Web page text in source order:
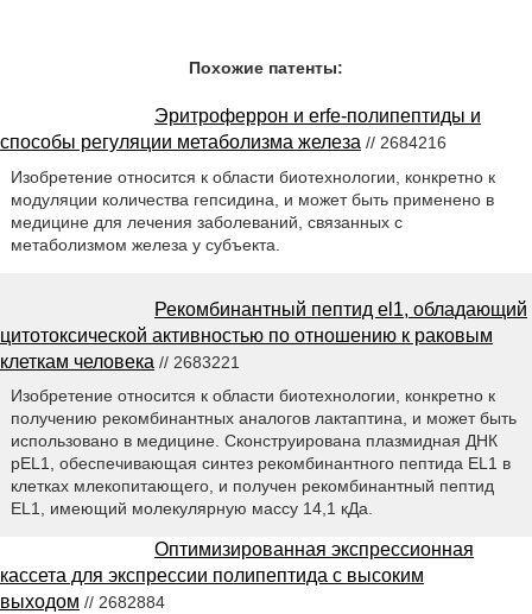
Похожие патенты:
Эритроферрон и erfe-полипептиды и
способы регуляции метаболизма железа // 2684216
Изобретение относится к области биотехнологии, конкретно к
модуляции количества гепсидина, и может быть применено в
медицине для лечения заболеваний, связанных с
метаболизмом железа у субъекта.
Рекомбинантный пептид el1, обладающий
цитотоксической активностью по отношению к раковым
клеткам человека // 2683221
Изобретение относится к области биотехнологии, конкретно к
получению рекомбинантных аналогов лактаптина, и может быть
использовано в медицине. Сконструирована плазмидная ДНК
pEL1, обеспечивающая синтез рекомбинантного пептида EL1 в
клетках млекопитающего, и получен рекомбинантный пептид
EL1, имеющий молекулярную массу 14,1 кДа.
Оптимизированная экспрессионная
кассета для экспрессии полипептида с высоким
выходом // 2682884